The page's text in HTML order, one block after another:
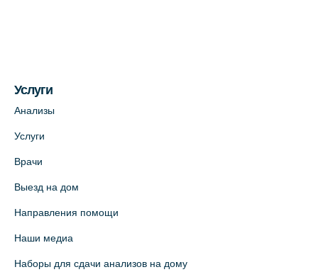
Медицинский центр на пр. Просвещения,
12к2 (официальный партнер)
Медицинский центр "Доктор Семейный"
(официальный партнер),
+7 (812) 664-55-80
На карте
Услуги
Анализы
Услуги
Врачи
Выезд на дом
Направления помощи
Наши медиа
Наборы для сдачи анализов на дому